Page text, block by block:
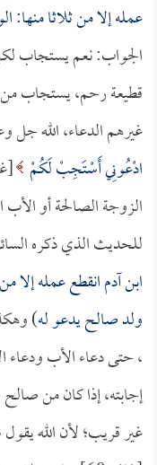
عمله إلا من ثلاثا منها:
الجواب: نعم يستجاب
قطيعة رحم، يستجاب
غيرهم الدعاء، الله جل
ادْعُونِي أَسْتَجِبْ لَكُمْ
الزوجة الصالحة أو
للحديث الذي ذكره
ابن آدم انقطع عمله إلا
ولد صالح يدعو له)
، حتى دعاء الأب ودعاء
إجابته، إذا كان من
غير قريب؛ لأن الله